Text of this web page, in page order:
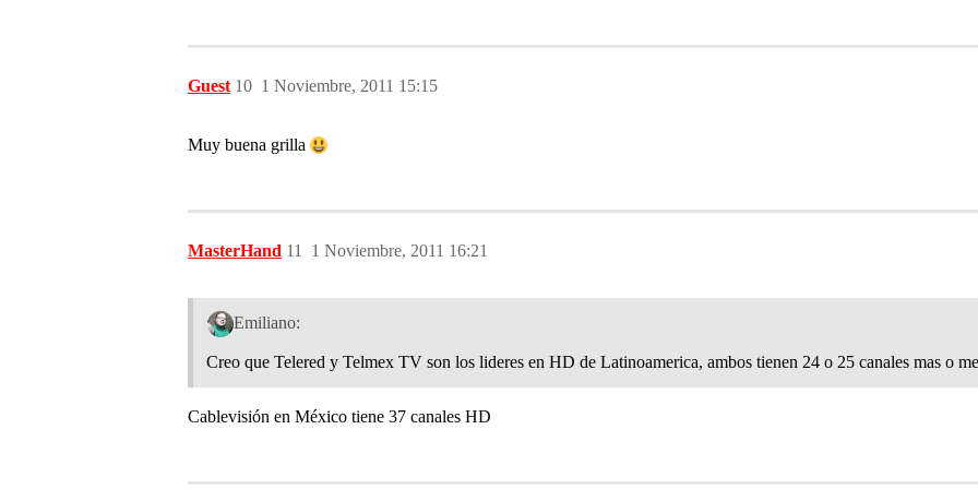
Guest 1 Noviembre, 2011 15:15
10
Muy buena grilla
MasterHand 1 Noviembre, 2011 16:21
11
Emiliano:
Creo que Telered y Telmex TV son los lideres en HD de Latinoamerica, ambos tienen 24 o 25 canales mas o
Cablevisión en México tiene 37 canales HD